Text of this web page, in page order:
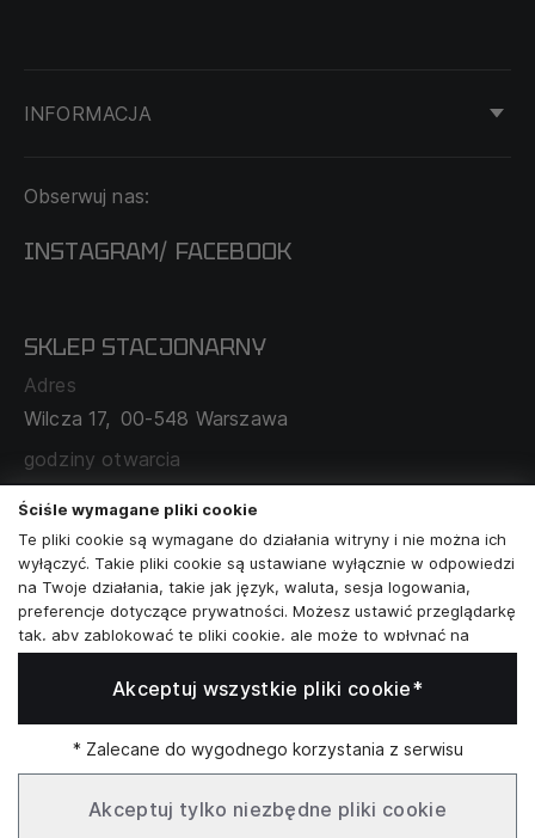
INFORMACJA
DOSTAWA I PŁATNOŚĆ
O NAS
MAPA SERWISU
ZAMÓWIENIA KORPORACYJNE
WSPÓŁPRACA Z PARTNERAMI
Obserwuj nas:
INSTAGRAM/ FACEBOOK
SKLEP STACJONARNY
Adres
Wilcza 17, 00-548 Warszawa
godziny otwarcia
poniedziałek - sobota: 11:00 - 19:00
Skontaktuj się z nami
+48573581161
info@reytel.pl
Whatsapp
Ściśle wymagane pliki cookie
Te pliki cookie są wymagane do działania witryny i nie można ich
wyłączyć. Takie pliki cookie są ustawiane wyłącznie w odpowiedzi
na Twoje działania, takie jak język, waluta, sesja logowania,
preferencje dotyczące prywatności. Możesz ustawić przeglądarkę
tak, aby zablokować te pliki cookie, ale może to wpłynąć na
sposób działania naszej witryny.
Analizy i statystyki
Marketing i retargeting
Te pliki cookie są zwykle ustawiane przez naszych partnerów
marketingowych i reklamowych. Mogą być przez nich
wykorzystywane do tworzenia profilu Twoich zainteresowań, a
Akceptuj wszystkie pliki cookie*
* Zalecane do wygodnego korzystania z serwisu
Akceptuj tylko niezbędne pliki cookie